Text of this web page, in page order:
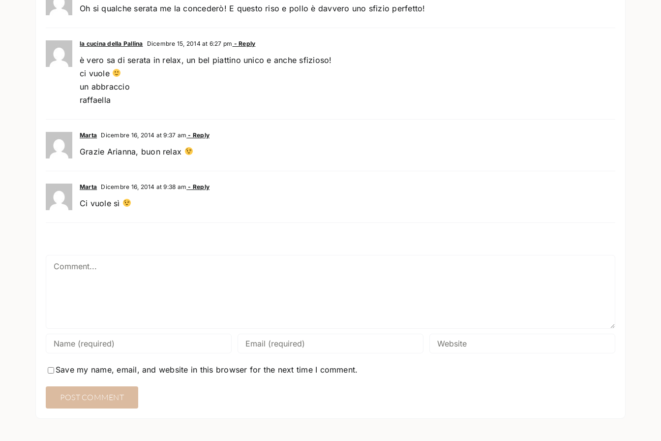
Oh si qualche serata me la concederò! E questo riso e pollo è davvero uno sfizio perfetto!
la cucina della Pallina Dicembre 15, 2014 at 6:27 pm - Reply
è vero sa di serata in relax, un bel piattino unico e anche sfizioso!
ci vuole
un abbraccio
raffaella
Marta Dicembre 16, 2014 at 9:37 am - Reply
Grazie Arianna, buon relax
Marta Dicembre 16, 2014 at 9:38 am - Reply
Ci vuole sì
Save my name, email, and website in this browser for the next time I comment.